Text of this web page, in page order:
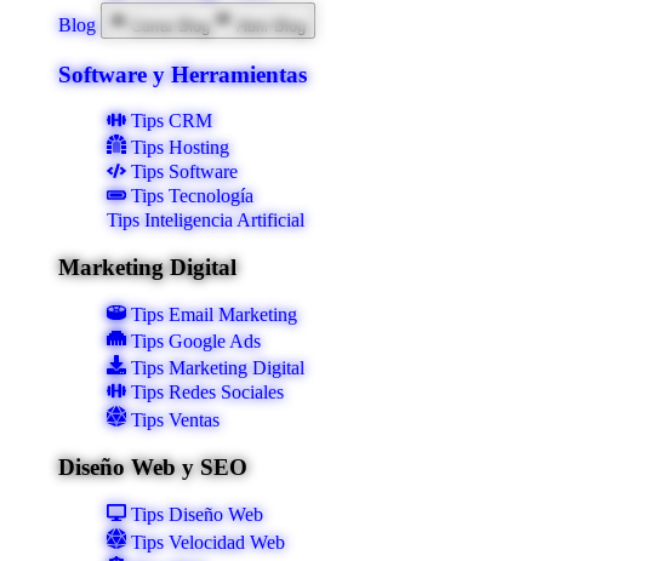
Blog
Cerrar Blog Abrir Blog
Software y Herramientas
Tips CRM
Tips Hosting
Tips Software
Tips Tecnología
Tips Inteligencia Artificial
Marketing Digital
Tips Email Marketing
Tips Google Ads
Tips Marketing Digital
Tips Redes Sociales
Tips Ventas
Diseño Web y SEO
Tips Diseño Web
Tips Velocidad Web